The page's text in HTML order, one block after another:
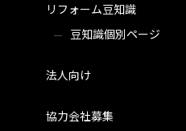
リフォーム豆知識
豆知識個別ページ
法人向け
協力会社募集